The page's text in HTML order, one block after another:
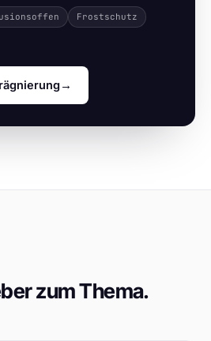
Frostschutz
→
zum Thema.